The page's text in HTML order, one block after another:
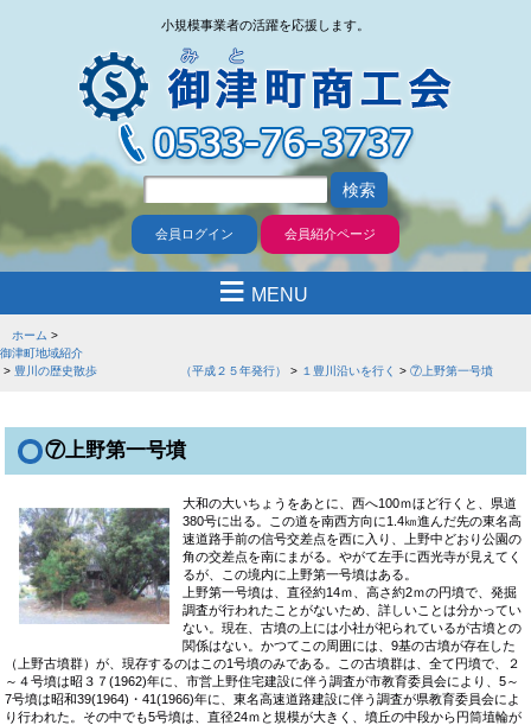
小規模事業者の活躍を応援します。
会員ログイン 会員紹介ページ
≡ MENU
ホーム
御津町地域紹介
豊川の歴史散歩 （平成２５年発行）
１豊川沿いを行く ⑦上野第一号墳
⑦上野第一号墳
大和の大いちょうをあとに、西へ100ｍほど行くと、県道
380号に出る。この道を南西方向に1.4㎞進んだ先の東名高
速道路手前の信号交差点を西に入り、上野中どおり公園の
角の交差点を南にまがる。やがて左手に西光寺が見えてく
るが、この境内に上野第一号墳はある。
上野第一号墳は、直径約14ｍ、高さ約2ｍの円墳で、発掘
調査が行われたことがないため、詳しいことは分かってい
ない。現在、古墳の上には小社が祀られているが古墳との
関係はない。かつてこの周囲には、9基の古墳が存在した
（上野古墳群）が、現存するのはこの1号墳のみである。この古墳群は、全て円墳で、２
～４号墳は昭３７(1962)年に、市営上野住宅建設に伴う調査が市教育委員会により、5～
7号墳は昭和39(1964)・41(1966)年に、東名高速道路建設に伴う調査が県教育委員会によ
り行われた。その中でも5号墳は、直径24ｍと規模が大きく、墳丘の中段から円筒埴輪が